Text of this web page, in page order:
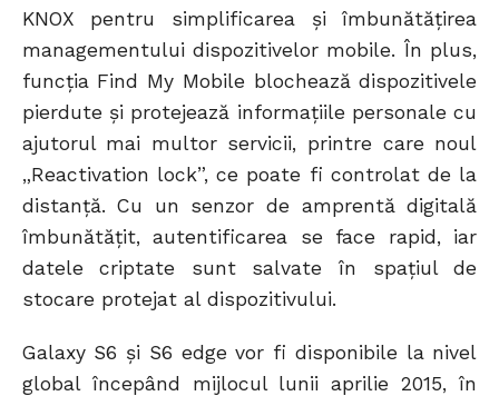
KNOX pentru simplificarea și îmbunătățirea
managementului dispozitivelor mobile. În plus,
funcția Find My Mobile blochează dispozitivele
pierdute și protejează informațiile personale cu
ajutorul mai multor servicii, printre care noul
„Reactivation lock”, ce poate fi controlat de la
distanță. Cu un senzor de amprentă digitală
îmbunătățit, autentificarea se face rapid, iar
datele criptate sunt salvate în spațiul de
stocare protejat al dispozitivului.
Galaxy S6 și S6 edge vor fi disponibile la nivel
global începând mijlocul lunii aprilie 2015, în